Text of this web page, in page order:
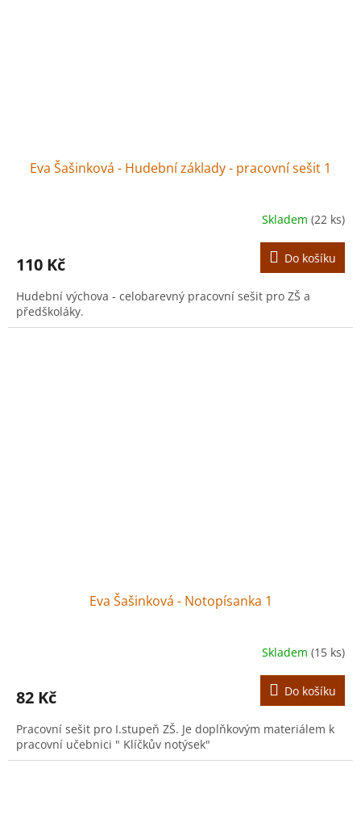
Eva Šašinková - Hudební základy - pracovní sešit 1
Skladem (22 ks)
110 Kč Do košíku
Hudební výchova - celobarevný pracovní sešit pro ZŠ a
předškoláky.
Eva Šašinková - Notopísanka 1
Skladem (15 ks)
82 Kč Do košíku
Pracovní sešit pro I.stupeň ZŠ. Je doplňkovým materiálem k
pracovní učebnici " Klíčkův notýsek"